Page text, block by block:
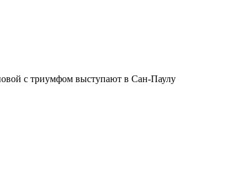
с триумфом выступают в Сан-Паулу